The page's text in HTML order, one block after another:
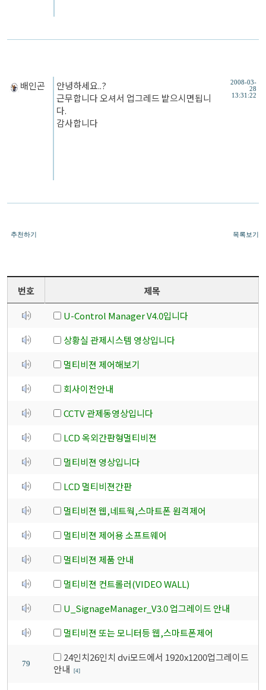
배인곤
안녕하세요..?
근무합니다 오셔서 업그레드 밭으시면됩니
다.
감사합니다
2008-03-
28
13:31:22
추천하기 목록보기
번호
제목
U-Control Manager V4.0입니다
상황실 관제시스템 영상입니다
멀티비젼 제어해보기
회사이전안내
CCTV 관제동영상입니다
LCD 옥외간판형멀티비젼
멀티비젼 영상입니다
LCD 멀티비젼간판
멀티비젼 웹,네트웍,스마트폰 원격제어
멀티비젼 제어용 소프트웨어
멀티비젼 제품 안내
멀티비젼 컨트롤러(VIDEO WALL)
U_SignageManager_V3.0 업그레이드 안내
멀티비젼 또는 모니터등 웹,스마트폰제어
79
24인치26인치 dvi모드에서 1920x1200업그레이드
안내
[4]